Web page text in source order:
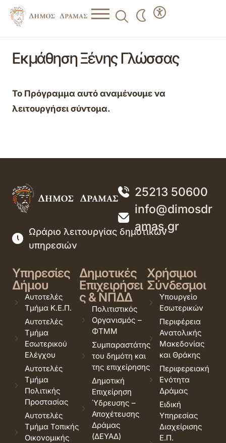
Εκμάθηση Ξένης Γλώσσας
Το Πρόγραμμα αυτό αναμένουμε να
λειτουργήσει σύντομα.
25213 50600
info@dimosdr
amas.gr
Ωράριο λειτουργίας δημοτικών
υπηρεσιών
Υπηρεσίες
Δήμου
Αυτοτελές
Τμήμα Κ.Ε.Π.
Αυτοτελές
Τμήμα
Εσωτερικού
Ελέγχου
Αυτοτελές
Τμήμα
Πολιτικής
Προστασίας
Αυτοτελές
Τμήμα Τοπικής
Οικονομικής
Δημοτικές
Επιχειρήσει
ς & ΝΠΔΔ
Πολιτιστικός
Οργανισμός –
ΦΤΜΜ
Συμπαραστάτης
του δημότη και
της επιχείρησης
Δημοτική
Επιχείρηση
Ύδρευσης –
Αποχέτευσης
Δράμας
(ΔΕΥΑΔ)
Χρήσιμοι
Σύνδεσμοι
Υπουργείο
Εσωτερικών
Περιφέρεια
Ανατολικής
Μακεδονίας
και Θράκης
Περιφερειακή
Ενότητα
Δράμας
Ειδική
Υπηρεσίας
Διαχείρισης
Ε.Π.